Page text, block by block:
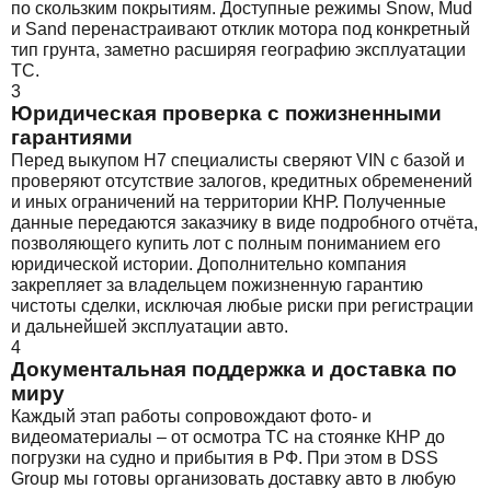
по скользким покрытиям. Доступные режимы Snow, Mud
и Sand перенастраивают отклик мотора под конкретный
тип грунта, заметно расширяя географию эксплуатации
ТС.
3
Юридическая проверка с пожизненными
гарантиями
Перед выкупом H7 специалисты сверяют VIN с базой и
проверяют отсутствие залогов, кредитных обременений
и иных ограничений на территории КНР. Полученные
данные передаются заказчику в виде подробного отчёта,
позволяющего купить лот с полным пониманием его
юридической истории. Дополнительно компания
закрепляет за владельцем пожизненную гарантию
чистоты сделки, исключая любые риски при регистрации
и дальнейшей эксплуатации авто.
4
Документальная поддержка и доставка по
миру
Каждый этап работы сопровождают фото- и
видеоматериалы – от осмотра ТС на стоянке КНР до
погрузки на судно и прибытия в РФ. При этом в DSS
Group мы готовы организовать доставку авто в любую